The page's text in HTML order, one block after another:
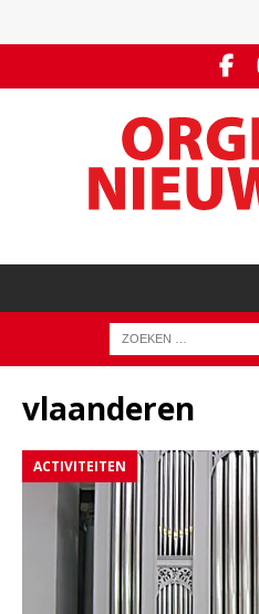
vlaanderen
ACTIVITEITEN